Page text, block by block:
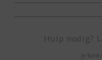
Hulp nodig?
Je